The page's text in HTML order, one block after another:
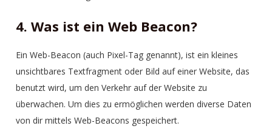
4. Was ist ein Web Beacon?
Ein Web-Beacon (auch Pixel-Tag genannt), ist ein kleines
unsichtbares Textfragment oder Bild auf einer Website, das
benutzt wird, um den Verkehr auf der Website zu
überwachen. Um dies zu ermöglichen werden diverse Daten
von dir mittels Web-Beacons gespeichert.